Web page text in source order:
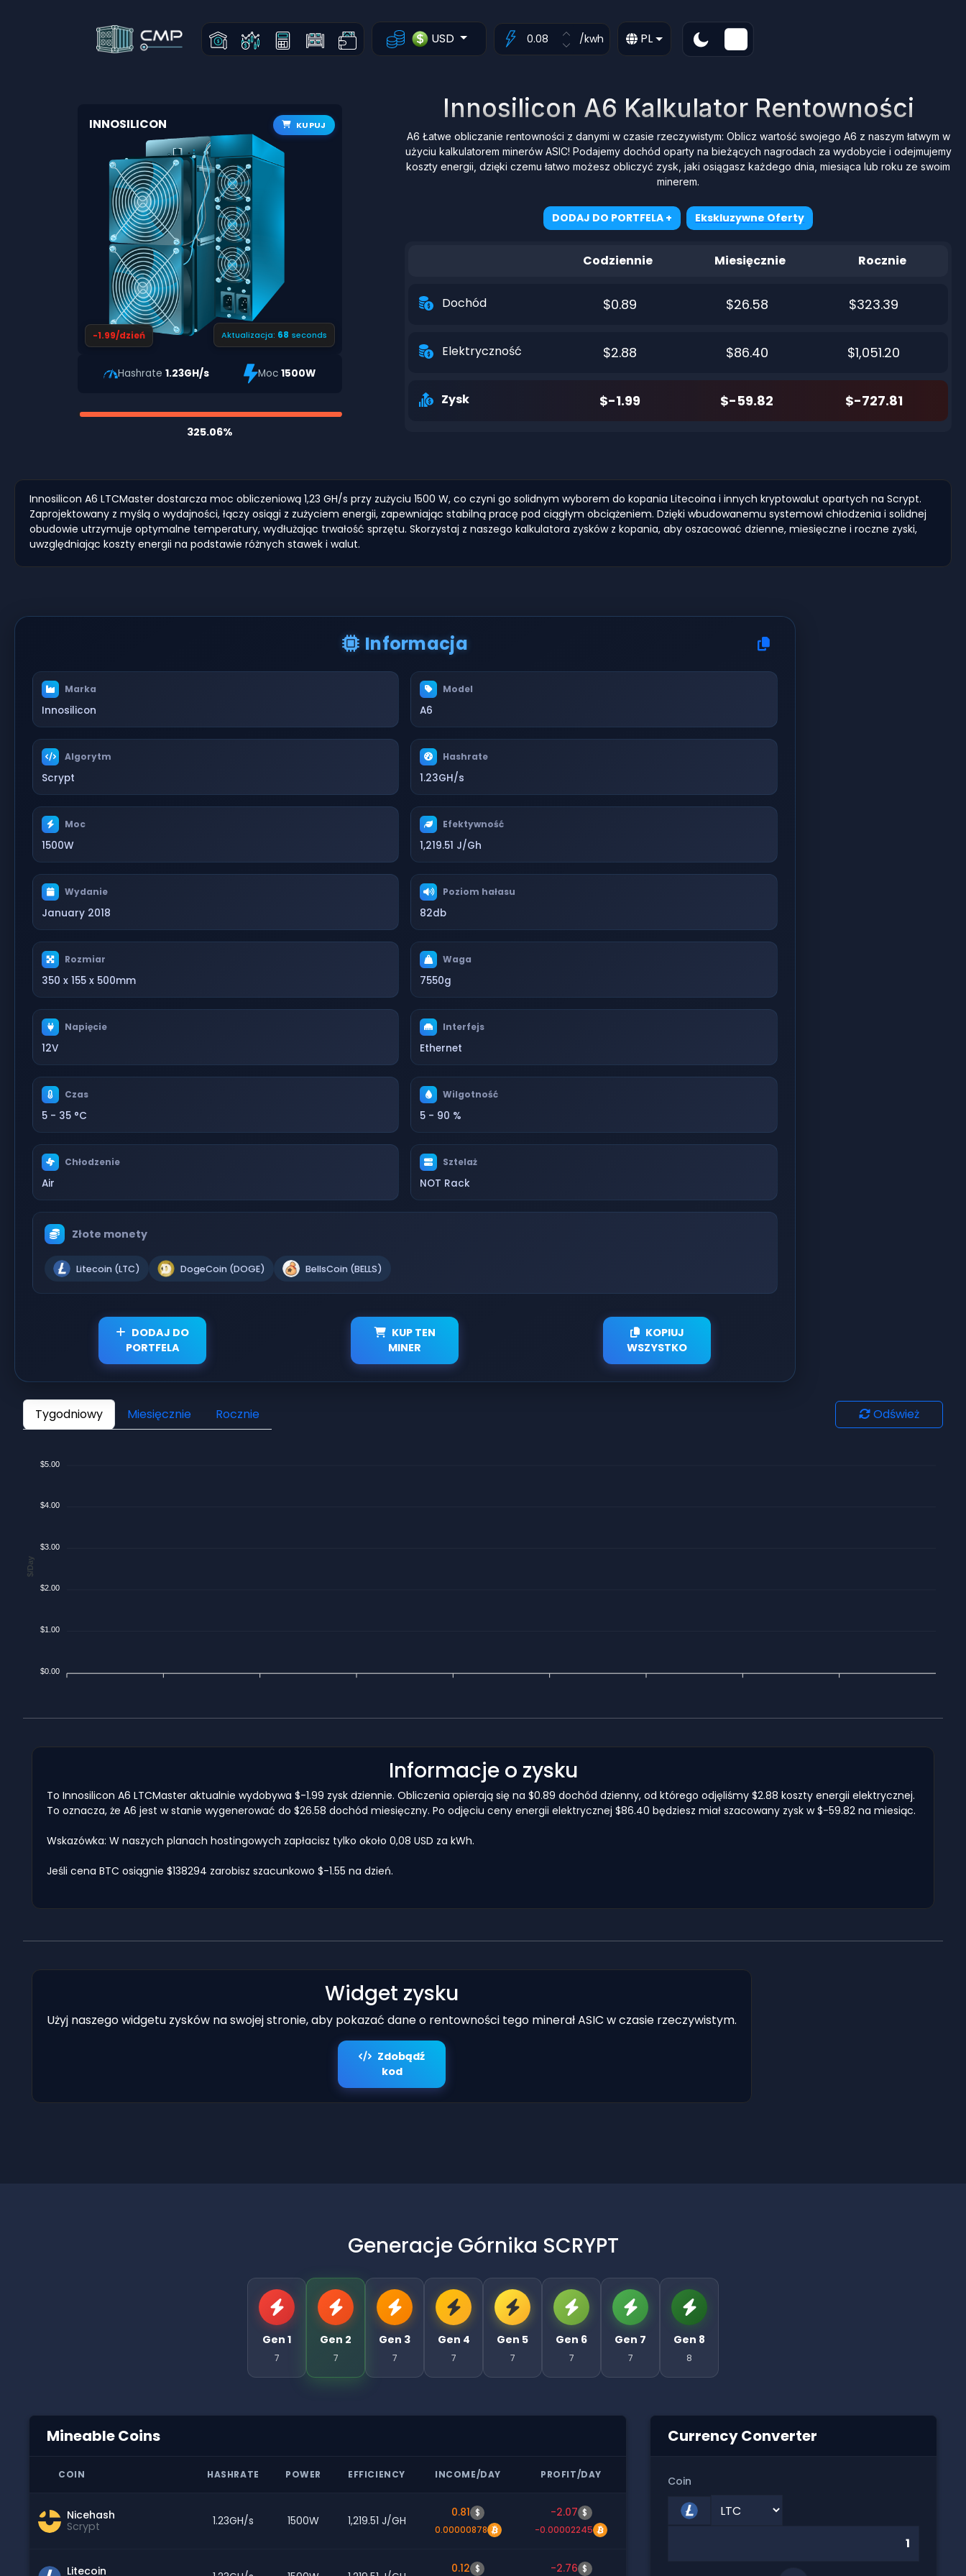
USD /kwh PL
KUPUJ
-1.99/dzień
INNOSILICON
Aktualizacja: 67 seconds
Hashrate1.23GH/s Moc 1500W
325.06%
Innosilicon A6 Kalkulator Rentowności
A6 Łatwe obliczanie rentowności z danymi w czasie rzeczywistym: Oblicz wartość swojego A6 z naszym łatwym w
użyciu kalkulatorem minerów ASIC! Podajemy dochód oparty na bieżących nagrodach za wydobycie i odejmujemy
koszty energii, dzięki czemu łatwo możesz obliczyć zysk, jaki osiągasz każdego dnia, miesiąca lub roku ze swoim
minerem.
DODAJ DO PORTFELA + Ekskluzywne Oferty
Codziennie Miesięcznie Rocznie
Dochód $0.89 $26.58 $323.39
Elektryczność $2.88 $86.40 $1,051.20
Zysk $-1.99 $-59.82 $-727.81
Innosilicon A6 LTCMaster dostarcza moc obliczeniową 1,23 GH/s przy zużyciu 1500 W, co czyni go solidnym wyborem do kopania Litecoina i innych kryptowalut opartych na Scrypt.
Zaprojektowany z myślą o wydajności, łączy osiągi z zużyciem energii, zapewniając stabilną pracę pod ciągłym obciążeniem. Dzięki wbudowanemu systemowi chłodzenia i solidnej
obudowie utrzymuje optymalne temperatury, wydłużając trwałość sprzętu. Skorzystaj z naszego kalkulatora zysków z kopania, aby oszacować dzienne, miesięczne i roczne zyski,
uwzględniając koszty energii na podstawie różnych stawek i walut.
Informacja
Marka
Innosilicon
Model
A6
Algorytm
Scrypt
Hashrate
1.23GH/s
Moc
1500W
Efektywność
1,219.51 J/Gh
Wydanie
January 2018
Poziom hałasu
82db
Rozmiar
350 x 155 x 500mm
Waga
7550g
Napięcie
12V
Interfejs
Ethernet
Czas
5 - 35 °C
Wilgotność
5 - 90 %
Chłodzenie
Air
Sztelaż
NOT Rack
Złote monety
Litecoin (LTC) DogeCoin (DOGE) BellsCoin (BELLS)
DODAJ DO
PORTFELA
KUP TEN
MINER
KOPIUJ
WSZYSTKO
Tygodniowy Miesięcznie Rocznie Odśwież
$5.00
$4.00
$3.00
$2.00
$1.00
$0.00
$/Day
Informacje o zysku
To Innosilicon A6 LTCMaster aktualnie wydobywa $-1.99 zysk dziennie. Obliczenia opierają się na $0.89 dochód dzienny, od którego odjęliśmy $2.88 koszty energii elektrycznej.
To oznacza, że A6 jest w stanie wygenerować do $26.58 dochód miesięczny. Po odjęciu ceny energii elektrycznej $86.40 będziesz miał szacowany zysk w $-59.82 na miesiąc.
Wskazówka: W naszych planach hostingowych zapłacisz tylko około 0,08 USD za kWh.
Jeśli cena BTC osiągnie $138294 zarobisz szacunkowo $-1.55 na dzień.
Widget zysku
Użyj naszego widgetu zysków na swojej stronie, aby pokazać dane o rentowności tego minerał ASIC w czasie rzeczywistym.
Zdobądź
kod
Generacje Górnika SCRYPT
Gen 1
7
Gen 2
7
Gen 3
7
Gen 4
7
Gen 5
7
Gen 6
7
Gen 7
7
Gen 8
8
Mineable Coins
COIN HASHRATE POWER EFFICIENCY INCOME/DAY PROFIT/DAY
Nicehash
Scrypt
1.23GH/s 1500W 1,219.51 J/GH
0.81 $
0.00000878
-2.07 $
-0.00002245
Litecoin
0.12 $ -2.76 $
Currency Converter
Coin